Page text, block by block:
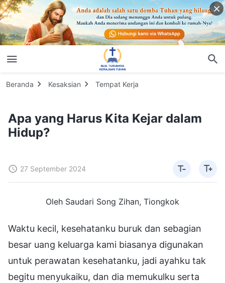
Beranda Kesaksian Tempat Kerja
Apa yang Harus Kita Kejar dalam
Hidup?
27 September 2024
Oleh Saudari Song Zihan, Tiongkok
Waktu kecil, kesehatanku buruk dan sebagian
besar uang keluarga kami biasanya digunakan
untuk perawatan kesehatanku, jadi ayahku tak
begitu menyukaiku, dan dia memukulku serta